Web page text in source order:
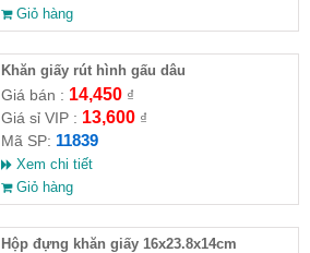
Giỏ hàng
Khăn giấy rút hình gấu dâu
Giá bán : 14,450₫
Giá sỉ VIP : 13,600₫
Mã SP: 11839
Xem chi tiết
Giỏ hàng
Hộp đựng khăn giấy 16x23.8x14cm